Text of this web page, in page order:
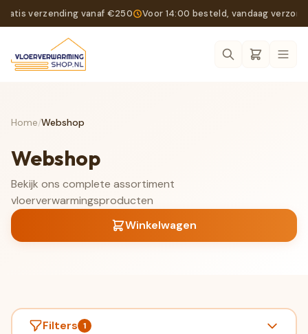
verzending vanaf €250 Voor 14:00 besteld, vandaag
Home/Webshop
Webshop
Bekijk ons complete assortiment
vloerverwarmingsproducten
Winkelwagen
Filters 1